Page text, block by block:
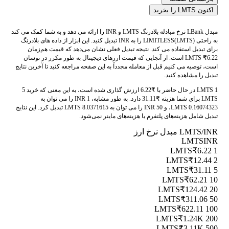
اکنون LMTS را بخرید
مبدل LBank نرخ مبادله بلادرنگ LMTS و INR را ارائه می دهد و به شما کمک می کند
به راحتی LIMITLESS(LMTS) را به INR تبدیل کنید. این ابزار از داده های بلادرنگ
برای تبدیل استفاده می کند. نتیجه تبدیل فعلی نشان می‌دهد که قیمت هم‌زمان
LMTS ₹6.22 است. از آنجایی که قیمت ارزهای دیجیتال به طور مکرر در نوسان
است، توصیه می کنیم قبل از معامله مجدداً به این صفحه مراجعه کنید تا آخرین نتایج
تبدیل را مشاهده کنید.
1 LMTS در حال حاضر با ₹6.22 ارزش گذاری شده است، به این معنی که خرید 5
LMTS برای شما هزینه ₹31.11 دارد. به طور مشابه، 1 INR را می توان به
0.16074323 LMTS، و 50 INR را می توان به 8.0371615 LMTS تبدیل کرد. این نتایج
تبدیل شامل هزینه‌های پلتفرم یا هزینه‌های ماینر نمی‌شود.
LMTS/INR مبدل نرخ ارز
LMTSINR
1 LMTS
₹6.22
2 LMTS
₹12.44
5 LMTS
₹31.11
10 LMTS
₹62.21
20 LMTS
₹124.42
50 LMTS
₹311.06
100 LMTS
₹622.11
200 LMTS
₹1.24K